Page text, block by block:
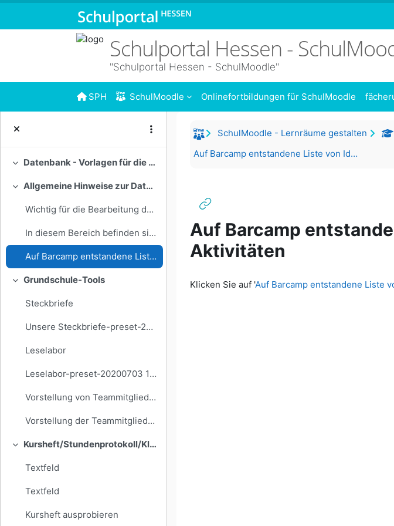
Zum Hauptinhalt
Einklappen Datenbank - Vorlagen für die Aktivität Datenbank
Einklappen Allgemeine Hinweise zur Datenbank
Wichtig für die Bearbeitung der Listenansicht!!! E...
In diesem Bereich befinden sich Vorlagen für Moodl...
Auf Barcamp entstandene Liste von Ideen zu den Moodle-Aktivitäten
Einklappen
Grundschule-Tools
Steckbriefe
Unsere Steckbriefe-preset-20200702 2059
Leselabor
Leselabor-preset-20200703 1459
Vorstellung von Teammitgliedern
Vorstellung der Teammitglieder-preset-20200805 0659
Einklappen Kursheft/Stundenprotokoll/Klassenbuch
Textfeld
Textfeld
Kursheft ausprobieren
Schulportal Hessen -
"Schulportal Hessen - SchulMoodle"
SPH SchulMoodle Onlinefortbildungen für SchulMoodle
SchulMoodle - Lernräume gestalten
Auf Barcamp entstandene Liste von Ideen zu den Moodle-Aktivitäten
Auf Barcamp
Aktivitäten
Klicken Sie auf 'Auf Barcamp entstandene Liste